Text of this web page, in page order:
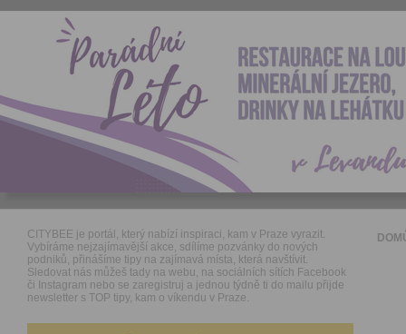
CITYBEE je portál, který nabízí inspiraci, kam v Praze vyrazit.
Vybíráme nejzajímavější akce, sdílíme pozvánky do nových
podniků, přinášíme tipy na zajímavá místa, která navštívit.
Sledovat nás můžeš tady na webu, na sociálních sítích Facebook
či Instagram nebo se zaregistruj a jednou týdně ti do mailu přijde
newsletter s TOP tipy, kam o víkendu v Praze.